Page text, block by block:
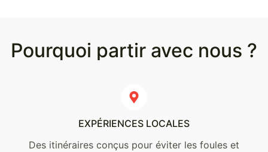
Pourquoi partir avec nous ?
EXPÉRIENCES LOCALES
Des itinéraires conçus pour éviter les foules et